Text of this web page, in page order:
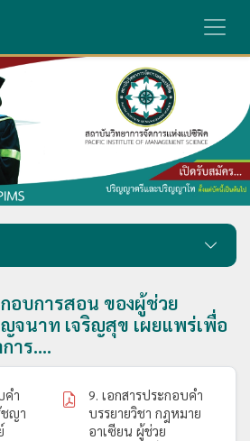
อบการสอน ของผู้ช่วย
จนาท เจริญสุข เผยแพร่เพื่อ
าร....
คำ
ญา
9. เอกสารประกอบคำ
บรรยายวิชา กฎหมาย
อาเซียน ผู้ช่วย